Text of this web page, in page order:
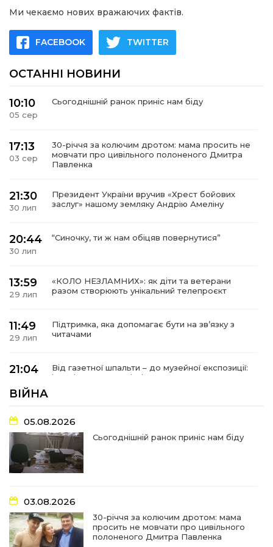
Ми чекаємо нових вражаючих фактів.
FACEBOOK TWITTER
ОСТАННІ НОВИНИ
10:10
05 сер
Сьогоднішній ранок приніс нам біду
17:13
03 сер
30-річчя за колючим дротом: мама просить не
мовчати про цивільного полоненого Дмитра
Павленка
21:30
30 лип
Президент України вручив «Хрест бойових
заслуг» нашому земляку Андрію Амеліну
20:44
30 лип
“Синочку, ти ж нам обіцяв повернутися”
13:59
29 лип
«КОЛО НЕЗЛАМНИХ»: як діти та ветерани
разом створюють унікальний телепроєкт
11:49
29 лип
Підтримка, яка допомагає бути на зв’язку з
читачами
21:04
Від газетної шпальти – до музейної експозиції:
історії Героїв Барвінківщини стали частиною
17:18
27 лип
У Барвінківській громаді вшанували людей
найгуманнішої професії
16:29
22 лип
Медики Барвінківської громади
вдосконалюють професійні навички
15:09
22 лип
У Пригожому з дітьми та їх батьками
працювали фахівці благодійного фонду
ВІЙНА
05.08.2026
Сьогоднішній ранок приніс нам біду
03.08.2026
30-річчя за колючим дротом: мама
просить не мовчати про цивільного
полоненого Дмитра Павленка